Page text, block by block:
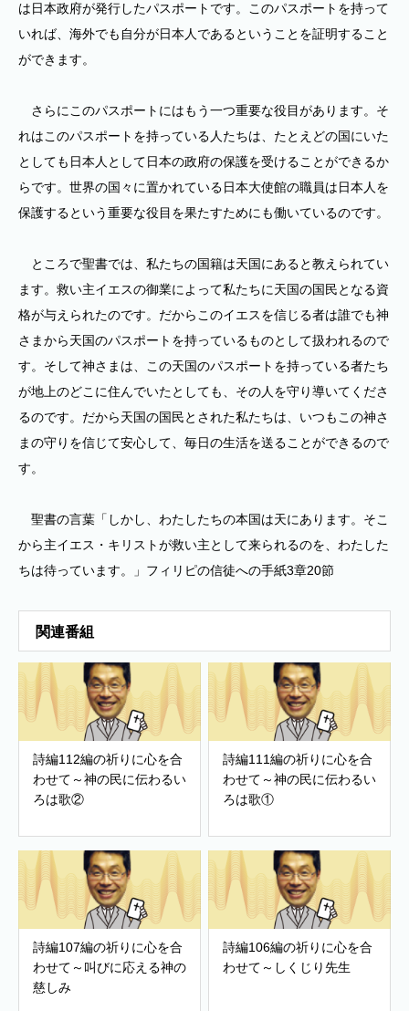
は日本政府が発行したパスポートです。このパスポートを持って
いれば、海外でも自分が日本人であるということを証明すること
ができます。
さらにこのパスポートにはもう一つ重要な役目があります。そ
れはこのパスポートを持っている人たちは、たとえどの国にいた
としても日本人として日本の政府の保護を受けることができるか
らです。世界の国々に置かれている日本大使館の職員は日本人を
保護するという重要な役目を果たすためにも働いているのです。
ところで聖書では、私たちの国籍は天国にあると教えられてい
ます。救い主イエスの御業によって私たちに天国の国民となる資
格が与えられたのです。だからこのイエスを信じる者は誰でも神
さまから天国のパスポートを持っているものとして扱われるので
す。そして神さまは、この天国のパスポートを持っている者たち
が地上のどこに住んでいたとしても、その人を守り導いてくださ
るのです。だから天国の国民とされた私たちは、いつもこの神さ
まの守りを信じて安心して、毎日の生活を送ることができるので
す。
聖書の言葉「しかし、わたしたちの本国は天にあります。そこ
から主イエス・キリストが救い主として来られるのを、わたした
ちは待っています。」フィリピの信徒への手紙3章20節
関連番組
詩編112編の祈りに心を合
わせて～神の民に伝わるい
ろは歌②
詩編111編の祈りに心を合
わせて～神の民に伝わるい
ろは歌①
詩編107編の祈りに心を合
わせて～叫びに応える神の
慈しみ
詩編106編の祈りに心を合
わせて～しくじり先生